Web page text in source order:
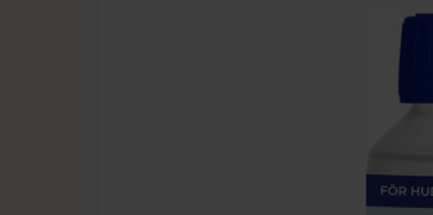
Lista: . Innehåller 1 objekt.